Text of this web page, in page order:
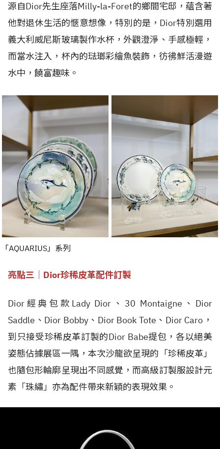
源自Dior先生座落Milly-la-Foret的鄉間宅邸，蘊含著
他對退休生活的愜意想像，特別的是，Dior特別選用
義大利威尼斯玻璃製作水杯，外觀澄淨、手感極輕，
而當水注入，杯內的琺瑯彩繪魚裝飾，彷彿鮮活漫遊
水中，饒富趣味。
「AQUARIUS」系列
亮點三｜Dior珍稀皮革配件訂製
Dior經典包款Lady Dior、30 Montaigne、Dior
Saddle、Dior Bobby、Dior Book Tote、Dior Caro，
到只接受珍稀皮革訂製的Dior Babe提包，各以絕美
姿態佔據展區一隅，本次沙龍欲呈現的「珍稀皮革」
也隨包形輪廓呈現出不同感覺，而高級訂製服設計元
素「珠繡」亦為配件帶來新穎的表現效果。